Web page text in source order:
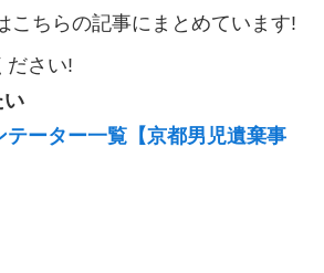
こちらの記事にまとめています!
ださい!
い
テーター一覧【京都男児遺棄事